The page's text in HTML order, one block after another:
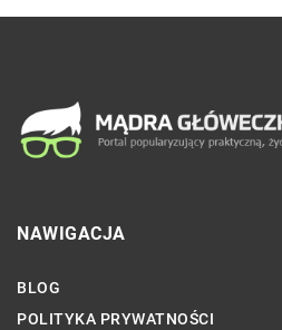
NAWIGACJA
BLOG
POLITYKA PRYWATNOŚCI